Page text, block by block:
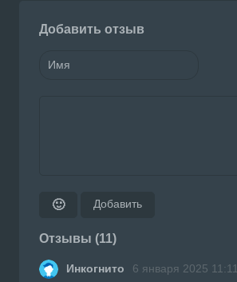
Добавить отзыв
🙂 Добавить
Отзывы (11)
Инкогнито 6 января 2025 11:11